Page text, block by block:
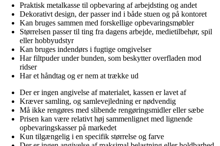
Praktisk metalkasse til opbevaring af arbejdsting og andet
Dekorativt design, der passer ind i både stuen og på kontoret
Kan bruges sammen med forskellige opbevaringsmøbler
Størrelsen passer til ting fra dagens arbejde, medietilbehør, spil
eller hobbyudstyr
Kan bruges indendørs i fugtige omgivelser
Har filtpuder under bunden, som beskytter overfladen mod
ridser
Har et håndtag og er nem at trække ud
Der er ingen angivelse af materialet, kassen er lavet af
Kræver samling, og samlevejledning er nødvendig
Må ikke rengøres med slibende rengøringsmidler eller sæbe
Prisen kan være relativt høj sammenlignet med lignende
opbevaringskasser på markedet
Kun tilgængelig i en specifik størrelse og farve